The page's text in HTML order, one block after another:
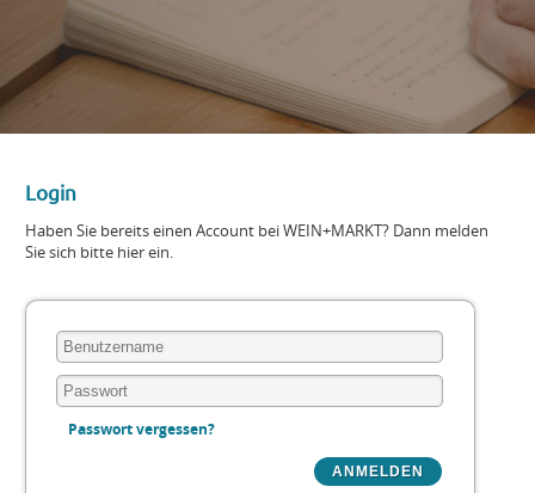
Login
Haben Sie bereits einen Account bei WEIN+MARKT? Dann melden
Sie sich bitte hier ein.
Passwort vergessen?